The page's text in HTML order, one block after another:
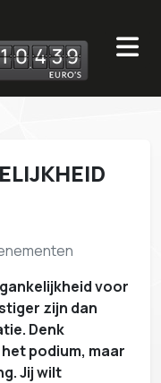
0 439
voor
zijn dan
Denk
podium, maar
Jij wilt